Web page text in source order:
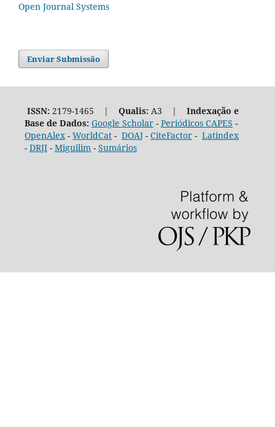
Open Journal Systems
Enviar Submissão
ISSN:2179-1465 | Qualis:A3 | Indexação e
Base de Dados: Google Scholar- Periódicos CAPES -
OpenAlex- WorldCat- DOAJ- CiteFactor- Latindex
- DRJI- Miguilim- Sumários